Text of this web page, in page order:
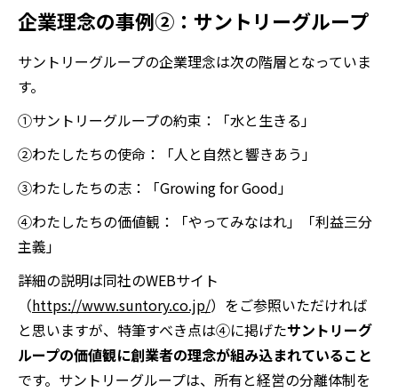
企業理念の事例②：サントリーグループ
サントリーグループの企業理念は次の階層となっていま
す。
①サントリーグループの約束：「水と生きる」
②わたしたちの使命：「人と自然と響きあう」
③わたしたちの志：「Growing for Good」
④わたしたちの価値観：「やってみなはれ」「利益三分
主義」
詳細の説明は同社のWEBサイト
（https://www.suntory.co.jp/）をご参照いただければ
と思いますが、特筆すべき点は④に掲げたサントリーグ
ループの価値観に創業者の理念が組み込まれていること
です。サントリーグループは、所有と経営の分離体制を